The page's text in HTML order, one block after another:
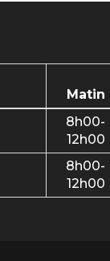
Matin
8h00-
12h00
8h00-
12h00